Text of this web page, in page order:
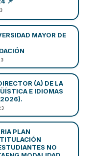
MAYOR DE
(A) DE LA
E IDIOMAS
2026).
PLAN
NO